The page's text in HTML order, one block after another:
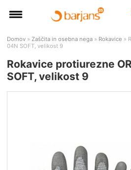
Domov » Zaščita in osebna nega » Rokavice »
04N SOFT, velikost 9
Rokavice protiurezne
SOFT, velikost 9